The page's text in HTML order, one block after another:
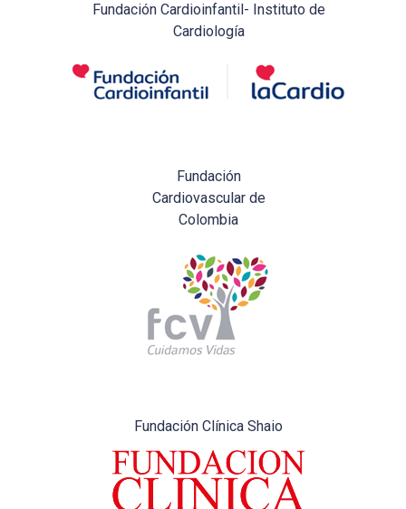
Fundación Cardioinfantil- Instituto de
Cardiología
Fundación
Cardiovascular de
Colombia
Fundación Clínica Shaio